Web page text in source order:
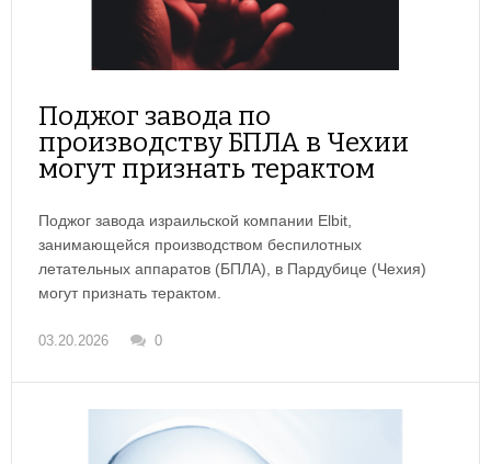
Поджог завода по
производству БПЛА в Чехии
могут признать терактом
Поджог завода израильской компании Elbit,
занимающейся производством беспилотных
летательных аппаратов (БПЛА), в Пардубице (Чехия)
могут признать терактом.
03.20.2026 0